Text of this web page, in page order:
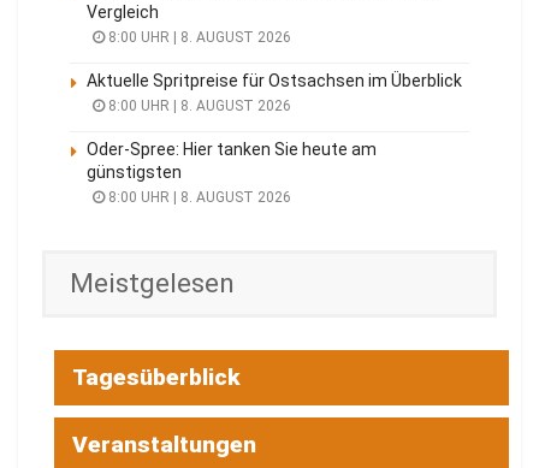
Vergleich
8:00 UHR | 8. AUGUST 2026
Aktuelle Spritpreise für Ostsachsen im Überblick
8:00 UHR | 8. AUGUST 2026
Oder-Spree: Hier tanken Sie heute am
günstigsten
8:00 UHR | 8. AUGUST 2026
Meistgelesen
Tagesüberblick
Veranstaltungen